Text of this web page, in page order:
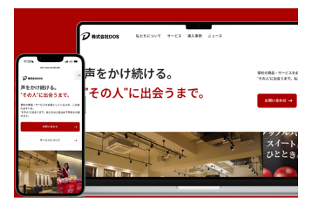
動画制作事例
ブログ
動画制作事例 会社概要 お問い合わせ